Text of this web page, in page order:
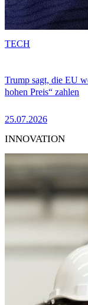
Trump sagt, die EU
hohen Preis“ zahlen
25.07.2026
TECH
INNOVATION